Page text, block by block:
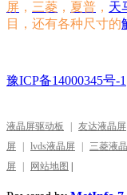
屏 ， 三菱 ， 夏普 ， 天
目，还有各种尺寸的
豫ICP备14000345号-1
液晶屏驱动板 | 友达液晶屏
屏
| lvds液晶屏 | 三菱液
屏
| 网站地图 |